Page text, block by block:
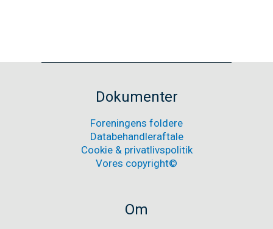
Nyheder
Dokumenter
Foreningens foldere
Databehandleraftale
Cookie & privatlivspolitik
Vores copyright©
Om